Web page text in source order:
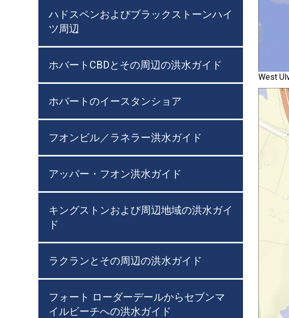
ハドスペンおよびブラックストーンハイ
ツ周辺
ホバートCBDとその周辺の洪水ガイド
ホバートのイースタンショア
フオンビル／ラネラー洪水ガイド
アッパー・フオン洪水ガイド
キングストンおよび周辺地域の洪水ガイ
ド
ラクランとその周辺の洪水ガイド
フォート ローダーデールからセブンマ
イルビーチへの洪水ガイド
West